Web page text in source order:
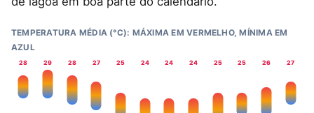
TEMPERATURA MÉDIA (°C): MÁXIMA EM VERMELHO, MÍNIMA EM
AZUL
28 29 28 27 25 24 24 24 25 25 26 27